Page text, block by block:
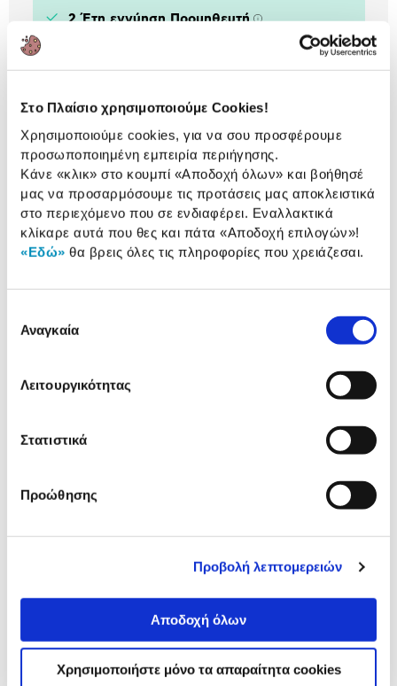
Στο Πλαίσιο χρησιμοποιούμε Cookies!
Χρησιμοποιούμε cookies, για να σου προσφέρουμε
προσωποποιημένη εμπειρία περιήγησης.
Κάνε «κλικ» στο κουμπί «Αποδοχή όλων» και βοήθησέ
μας να προσαρμόσουμε τις προτάσεις μας αποκλειστικά
στο περιεχόμενο που σε ενδιαφέρει. Εναλλακτικά
κλίκαρε αυτά που θες και πάτα «Αποδοχή επιλογών»!
«Εδώ» θα βρεις όλες τις πληροφορίες που χρειάζεσαι.
συγκατάθεσης
Αναγκαία
Λειτουργικότητας
Στατιστικά
Προώθησης
Προβολή λεπτομερειών
Αποδοχή όλων
Χρησιμοποιήστε μόνο τα απαραίτητα cookies
2 Έτη εγγύηση Προμηθευτή Πληροφορίες
Χαρακτηριστικά
Οθόνη: 6.7" Dynamic Amoled 2X
Επεξεργαστής:
8πύρηνος Snapdragon 8
Μνήμη (RAM/ROM): 12 GB / 512 GB
Ανάλυση Οθόνης: 2640 x 1080 pixels
παρουσίαση
προϊόντος
Αξιολογήσεις
Δες τι κλίκαραν όσοι είδαν το ίδιο